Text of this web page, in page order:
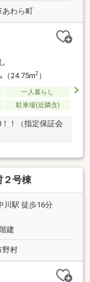
あわら町
（24.75m2）
一人暮らし
駐車場(近隣含)
！（指定保証会
２号棟
川駅 徒歩16分
建
野村